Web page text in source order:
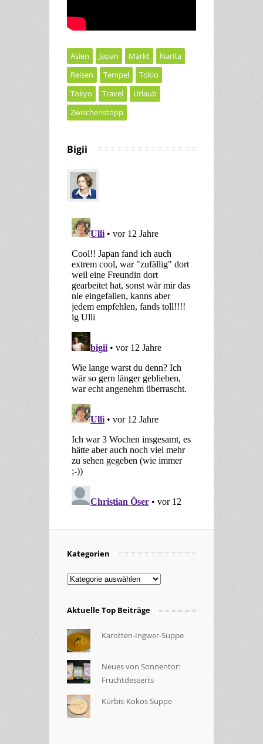
Asien Japan Markt
Narita
Reisen
Tempel
Tokio
Tokyo
Travel
Urlaub
Zwischenstopp
Bigii
Kategorien
Kategorien
Aktuelle Top Beiträge
Karotten-Ingwer-Suppe
Neues von Sonnentor:
Fruchtdesserts
Kürbis-Kokos Suppe